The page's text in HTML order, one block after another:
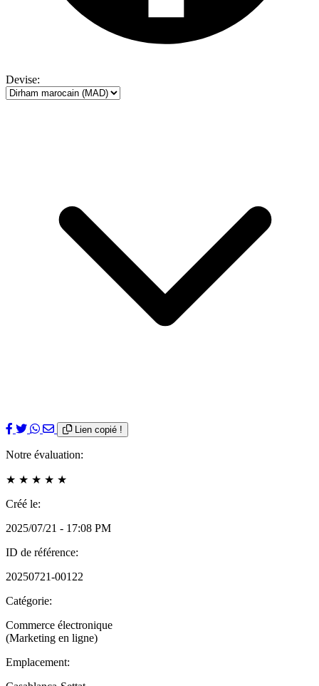
Devise:
Lien copié !
Notre évaluation:
★ ★ ★ ★ ★
Créé le:
2025/07/21 - 17:08 PM
ID de référence:
20250721-00122
Catégorie:
Commerce électronique
(Marketing en ligne)
Emplacement: